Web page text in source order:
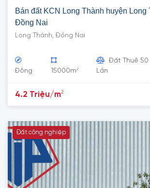
Bán đất KCN Long Thành huyện Long
Đồng Nai
Long Thành, Đồng Nai
Đông 15000m2
Đất Thuê 50
Lần
4.2 Triệu/m2
Đất công nghiệp